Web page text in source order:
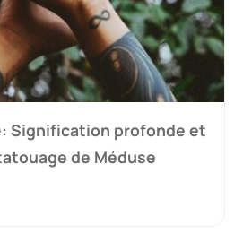
Signification profonde et
de Méduse